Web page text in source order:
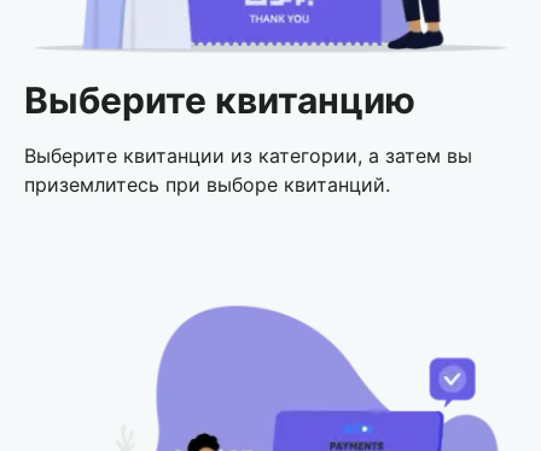
Выберите квитанцию
Выберите квитанции из категории, а затем вы
приземлитесь при выборе квитанций.